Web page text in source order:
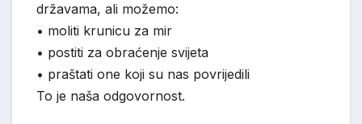
državama, ali možemo:
• moliti krunicu za mir
• postiti za obraćenje svijeta
• praštati one koji su nas povrijedili
To je naša odgovornost.